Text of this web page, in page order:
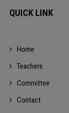
QUICK LINK
Home
Teachers
Committee
Contact